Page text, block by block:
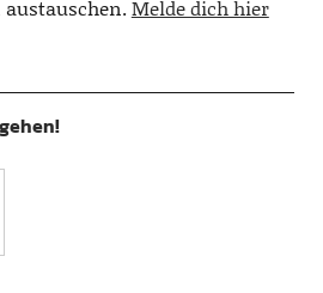
Melde dich hier